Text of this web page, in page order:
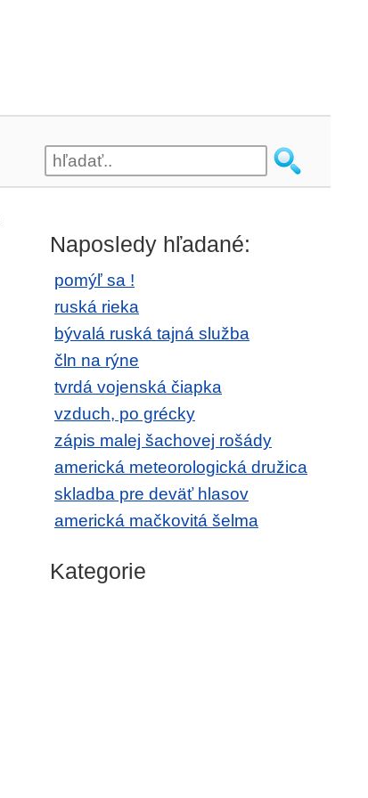
Naposledy hľadané:
pomýľ sa !
ruská rieka
bývalá ruská tajná služba
čln na rýne
tvrdá vojenská čiapka
vzduch, po grécky
zápis malej šachovej rošády
americká meteorologická družica
skladba pre deväť hlasov
americká mačkovitá šelma
Kategorie